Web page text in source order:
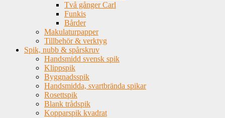
Två gånger Carl
Funkis
Bårder
Makulaturpapper
Tillbehör & verktyg
Spik, nubb & spårskruv
Handsmidd svensk spik
Klippspik
Byggnadsspik
Handsmidda, svartbrända spikar
Rosettspik
Blank trådspik
Kopparspik kvadrat